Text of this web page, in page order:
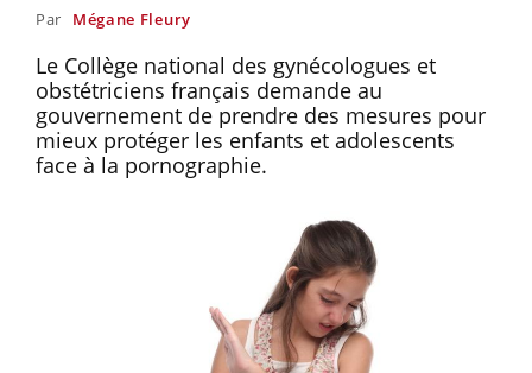
Par Mégane Fleury
Le Collège national des gynécologues et
obstétriciens français demande au
gouvernement de prendre des mesures pour
mieux protéger les enfants et adolescents
face à la pornographie.